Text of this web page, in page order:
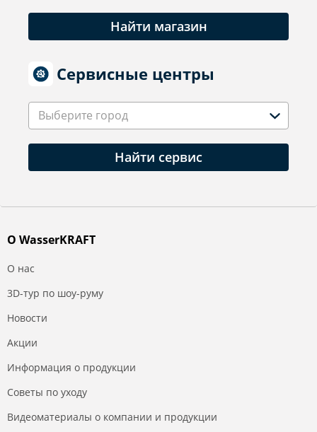
Найти магазин
Сервисные центры
Выберите город
Найти сервис
О WasserKRAFT
О нас
3D-тур по шоу-руму
Новости
Акции
Информация о продукции
Советы по уходу
Видеоматериалы о компании и продукции